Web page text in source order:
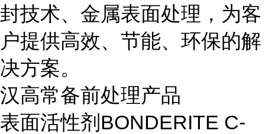
封技术、金属表面处理，为客
户提供高效、节能、环保的解
决方案。
汉高常备前处理产品
表面活性剂BONDERITE C-